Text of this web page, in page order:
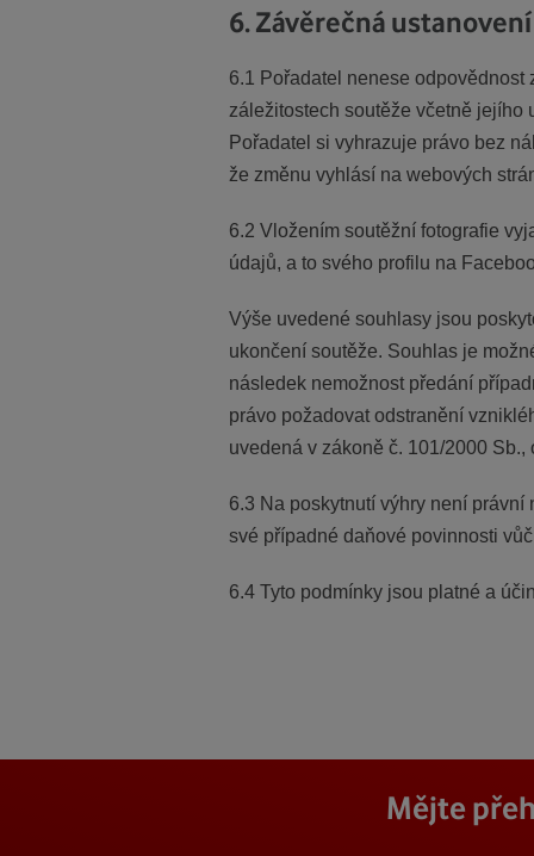
6. Závěrečná ustanovení
6.1 Pořadatel nenese
záležitostech soutěže včetně
Pořadatel si vyhrazuje právo bez
že změnu vyhlásí na webových
6.2 Vložením soutěžní fotografie
údajů, a to svého profilu na
Výše uvedené souhlasy jsou
ukončení soutěže. Souhlas je
následek nemožnost předání
právo požadovat odstranění
uvedená v zákoně č. 101/2000
6.3 Na poskytnutí výhry není
své případné daňové povinnosti
6.4 Tyto podmínky jsou platné a
Mějte